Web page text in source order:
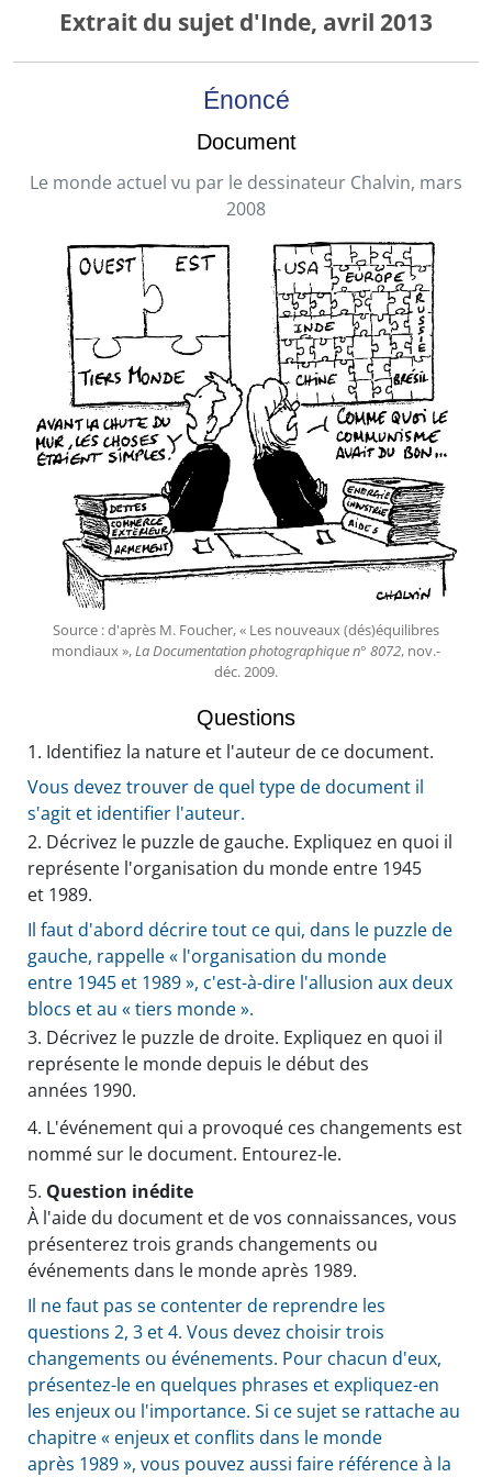
Extrait du sujet d'Inde, avril 2013
Énoncé
Document
Le monde actuel vu par le dessinateur Chalvin, mars
2008
Source : d'après M. Foucher, « Les nouveaux (dés)équilibres
mondiaux »,La Documentation photographique n° 8072, nov.-
déc. 2009.
Questions
1. Identifiez la nature et l'auteur de ce document.
Vous devez trouver de quel type de document il
s'agit et identifier l'auteur.
2. Décrivez le puzzle de gauche. Expliquez en quoi il
représente l'organisation du monde entre 1945
et 1989.
Il faut d'abord décrire tout ce qui, dans le puzzle de
gauche, rappelle « l'organisation du monde
entre 1945 et 1989 », c'est-à-dire l'allusion aux deux
blocs et au « tiers monde ».
3. Décrivez le puzzle de droite. Expliquez en quoi il
représente le monde depuis le début des
années 1990.
4. L'événement qui a provoqué ces changements est
nommé sur le document. Entourez-le.
5. Question inédite
À l'aide du document et de vos connaissances, vous
présenterez trois grands changements ou
événements dans le monde après 1989.
Il ne faut pas se contenter de reprendre les
questions 2, 3 et 4. Vous devez choisir trois
changements ou événements. Pour chacun d'eux,
présentez-le en quelques phrases et expliquez-en
les enjeux ou l'importance. Si ce sujet se rattache au
chapitre « enjeux et conflits dans le monde
après 1989 », vous pouvez aussi faire référence à la